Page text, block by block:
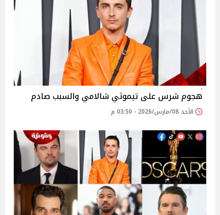
هجوم شرس على تيموثي شالامي والسبب صادم
الأحد 08/مارس/2026 - 03:50 م